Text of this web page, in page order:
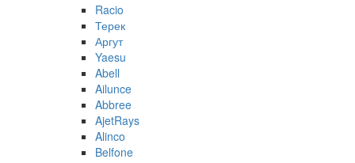
Racio
Терек
Аргут
Yaesu
Abell
Ailunce
Abbree
AjetRays
Alinco
Belfone